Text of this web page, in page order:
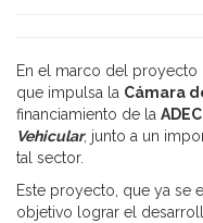
En el marco del proyecto
que impulsa la Cámara
financiamiento de la ADEC
Vehicular, junto a un
tal sector.
Este proyecto, que ya se
objetivo lograr el